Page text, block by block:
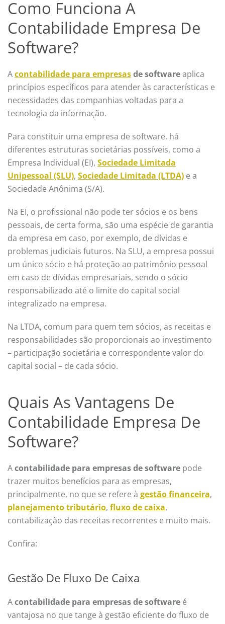
Como Funciona A
Contabilidade Empresa De
Software?
Acontabilidade para empresasde softwareaplica
princípios específicos para atender às características e
necessidades das companhias voltadas para a
tecnologia da informação.
Para constituir uma empresa de software, há
diferentes estruturas societárias possíveis, como a
Empresa Individual (EI), Sociedade Limitada
Unipessoal (SLU), Sociedade Limitada (LTDA) e a
Sociedade Anônima (S/A).
Na EI, o profissional não pode ter sócios e os bens
pessoais, de certa forma, são uma espécie de garantia
da empresa em caso, por exemplo, de dívidas e
problemas judiciais futuros. Na SLU, a empresa possui
um único sócio e há proteção ao patrimônio pessoal
em caso de dívidas empresariais, sendo o sócio
responsabilizado até o limite do capital social
integralizado na empresa.
Na LTDA, comum para quem tem sócios, as receitas e
responsabilidades são proporcionais ao investimento
– participação societária e correspondente valor do
capital social – de cada sócio.
Quais As Vantagens De
Contabilidade Empresa De
Software?
Acontabilidade para empresas de software pode
trazer muitos benefícios para as empresas,
principalmente, no que se refere à gestão financeira,
planejamento tributário, fluxo de caixa,
contabilização das receitas recorrentes e muito mais.
Confira:
Gestão De Fluxo De Caixa
Acontabilidade para empresas de software é
vantajosa no que tange à gestão eficiente do fluxo de